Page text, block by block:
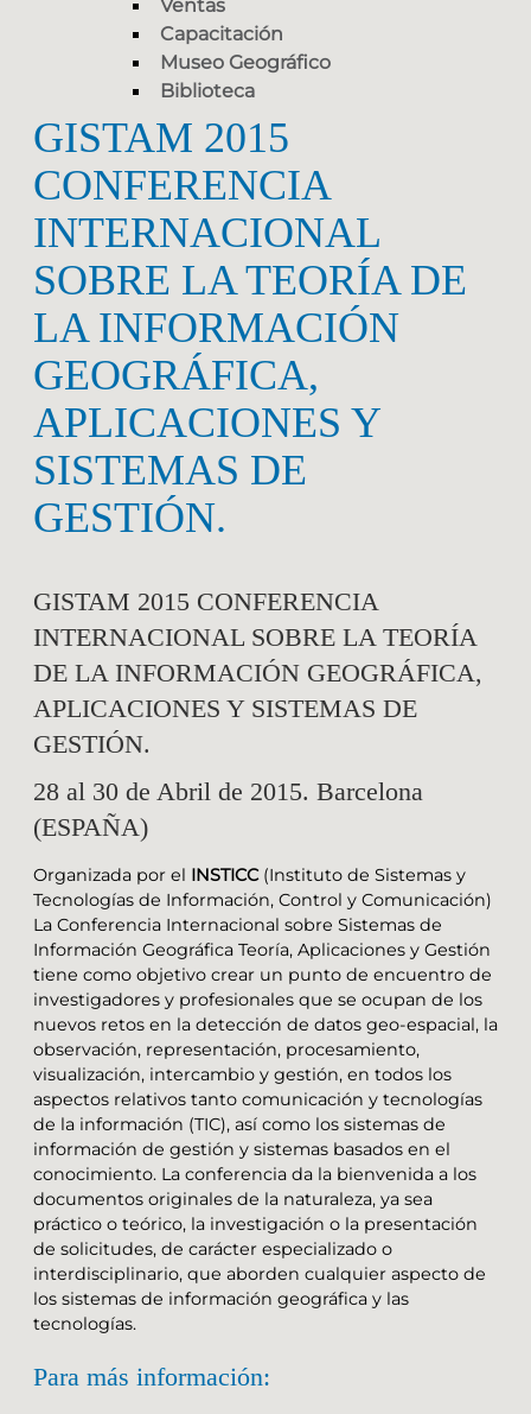
Ventas
Capacitación
Museo Geográfico
Biblioteca
GISTAM 2015
CONFERENCIA
INTERNACIONAL
SOBRE LA TEORÍA DE
LA INFORMACIÓN
GEOGRÁFICA,
APLICACIONES Y
SISTEMAS DE
GESTIÓN.
GISTAM 2015 CONFERENCIA
INTERNACIONAL SOBRE LA TEORÍA
DE LA INFORMACIÓN GEOGRÁFICA,
APLICACIONES Y SISTEMAS DE
GESTIÓN.
28 al 30 de Abril de 2015. Barcelona
(ESPAÑA)
Organizada por el INSTICC(Instituto de Sistemas y
Tecnologías de Información, Control y Comunicación)
La Conferencia Internacional sobre Sistemas de
Información Geográfica Teoría, Aplicaciones y Gestión
tiene como objetivo crear un punto de encuentro de
investigadores y profesionales que se ocupan de los
nuevos retos en la detección de datos geo-espacial, la
observación, representación, procesamiento,
visualización, intercambio y gestión, en todos los
aspectos relativos tanto comunicación y tecnologías
de la información (TIC), así como los sistemas de
información de gestión y sistemas basados en el
conocimiento. La conferencia da la bienvenida a los
documentos originales de la naturaleza, ya sea
práctico o teórico, la investigación o la presentación
de solicitudes, de carácter especializado o
interdisciplinario, que aborden cualquier aspecto de
los sistemas de información geográfica y las
tecnologías.
Para más información: